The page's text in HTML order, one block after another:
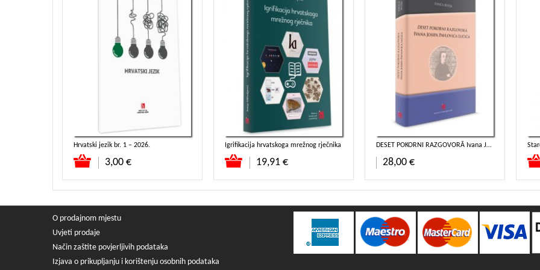
Hrvatski jezik br. 1 – 2026.
3,00 €
Igrifikacija hrvatskoga mrežnog rječnika
19,91 €
DESET POKORNI RAZGOVORĀ Ivana Josipa Pavlovića Lučića
28,00 €
Dodaj u košaricu Dodaj u košaricu Dodaj u košaricu
O prodajnom mjestu
Uvjeti prodaje
Način zaštite povjerljivih podataka
Izjava o prikupljanju i korištenju osobnih podataka